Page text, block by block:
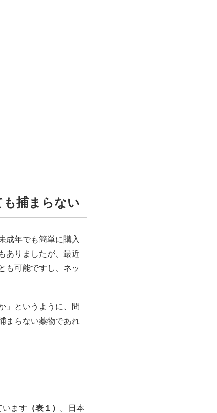
捕まらない
成年でも簡単に購入
ありましたが、最近
も可能ですし、ネッ
」というように、問
まらない薬物であれ
ます （表１）
。日本